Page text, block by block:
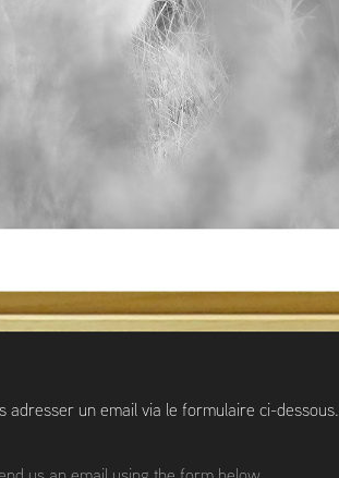
adresser un email via le formulaire ci-dessous.